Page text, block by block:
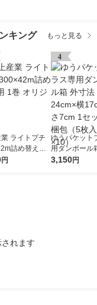
キング もっと見る
業 ライトプチ
詰め替え用
ジナル
円
4
ゆうパケット
用ダンボール
法：縦24cm×
3,150円
れます